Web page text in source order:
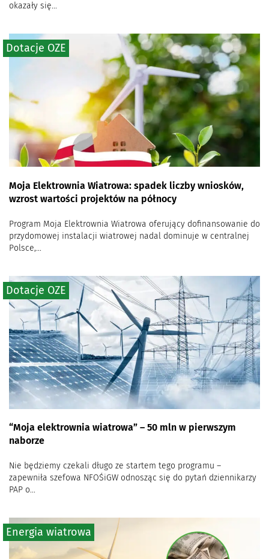
okazały się...
Moja Elektrownia Wiatrowa: spadek liczby wniosków,
wzrost wartości projektów na północy
Program Moja Elektrownia Wiatrowa oferujący dofinansowanie do
przydomowej instalacji wiatrowej nadal dominuje w centralnej
Polsce,...
Dotacje OZE
“Moja elektrownia wiatrowa” – 50 mln w pierwszym
naborze
Nie będziemy czekali długo ze startem tego programu –
zapewniła szefowa NFOŚiGW odnosząc się do pytań dziennikarzy
PAP o...
Dotacje OZE
Energia wiatrowa